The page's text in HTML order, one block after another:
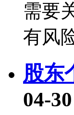
需要
有风
股东
04-